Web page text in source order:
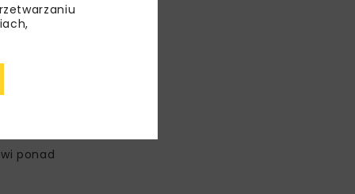
może być
źródeł.
ponad